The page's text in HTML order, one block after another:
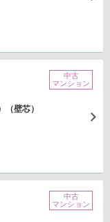
壁芯）
中古
マンション
中古
マンション